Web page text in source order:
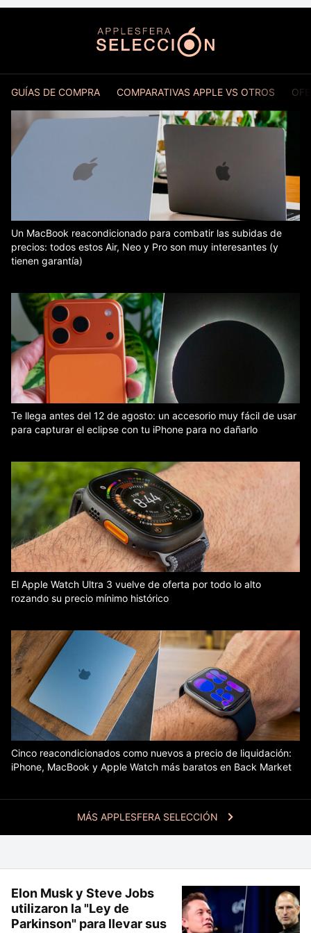
GUÍAS DE COMPRA COMPARATIVAS APPLE VS OTROS
MÁS APPLESFERA SELECCIÓN
Un MacBook reacondicionado para combatir las subidas de
precios: todos estos Air, Neo y Pro son muy interesantes (y
tienen garantía)
Te llega antes del 12 de agosto: un accesorio muy fácil de usar
para capturar el eclipse con tu iPhone para no dañarlo
El Apple Watch Ultra 3 vuelve de oferta por todo lo alto
rozando su precio mínimo histórico
Cinco reacondicionados como nuevos a precio de liquidación:
iPhone, MacBook y Apple Watch más baratos en Back Market
Elon Musk y Steve Jobs
utilizaron la "Ley de
Parkinson" para llevar sus